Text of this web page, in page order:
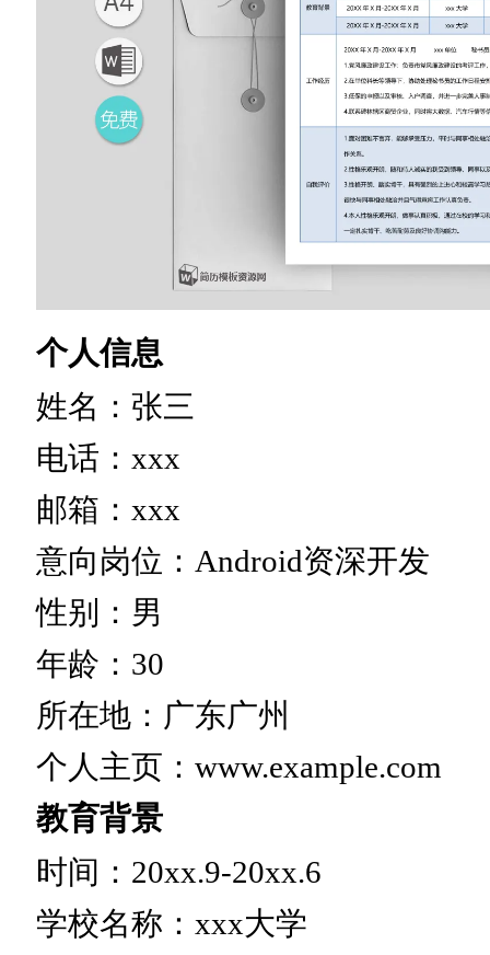
个人信息
姓名：张三
电话：xxx
邮箱：xxx
意向岗位：Android资深开发
性别：男
年龄：30
所在地：广东广州
个人主页：www.example.com
教育背景
时间：20xx.9-20xx.6
学校名称：xxx大学